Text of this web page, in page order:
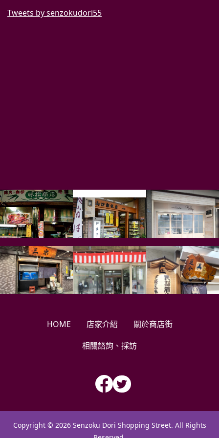
Tweets by senzokudori55
HOME 店家介紹
關於商店街
相關諮詢、採訪
Copyright © 2026 Senzoku Dori Shopping Street. All Rights